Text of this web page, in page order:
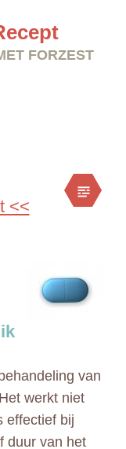
FORZEST
<<
van
werkt niet
effectief bij
duur van het